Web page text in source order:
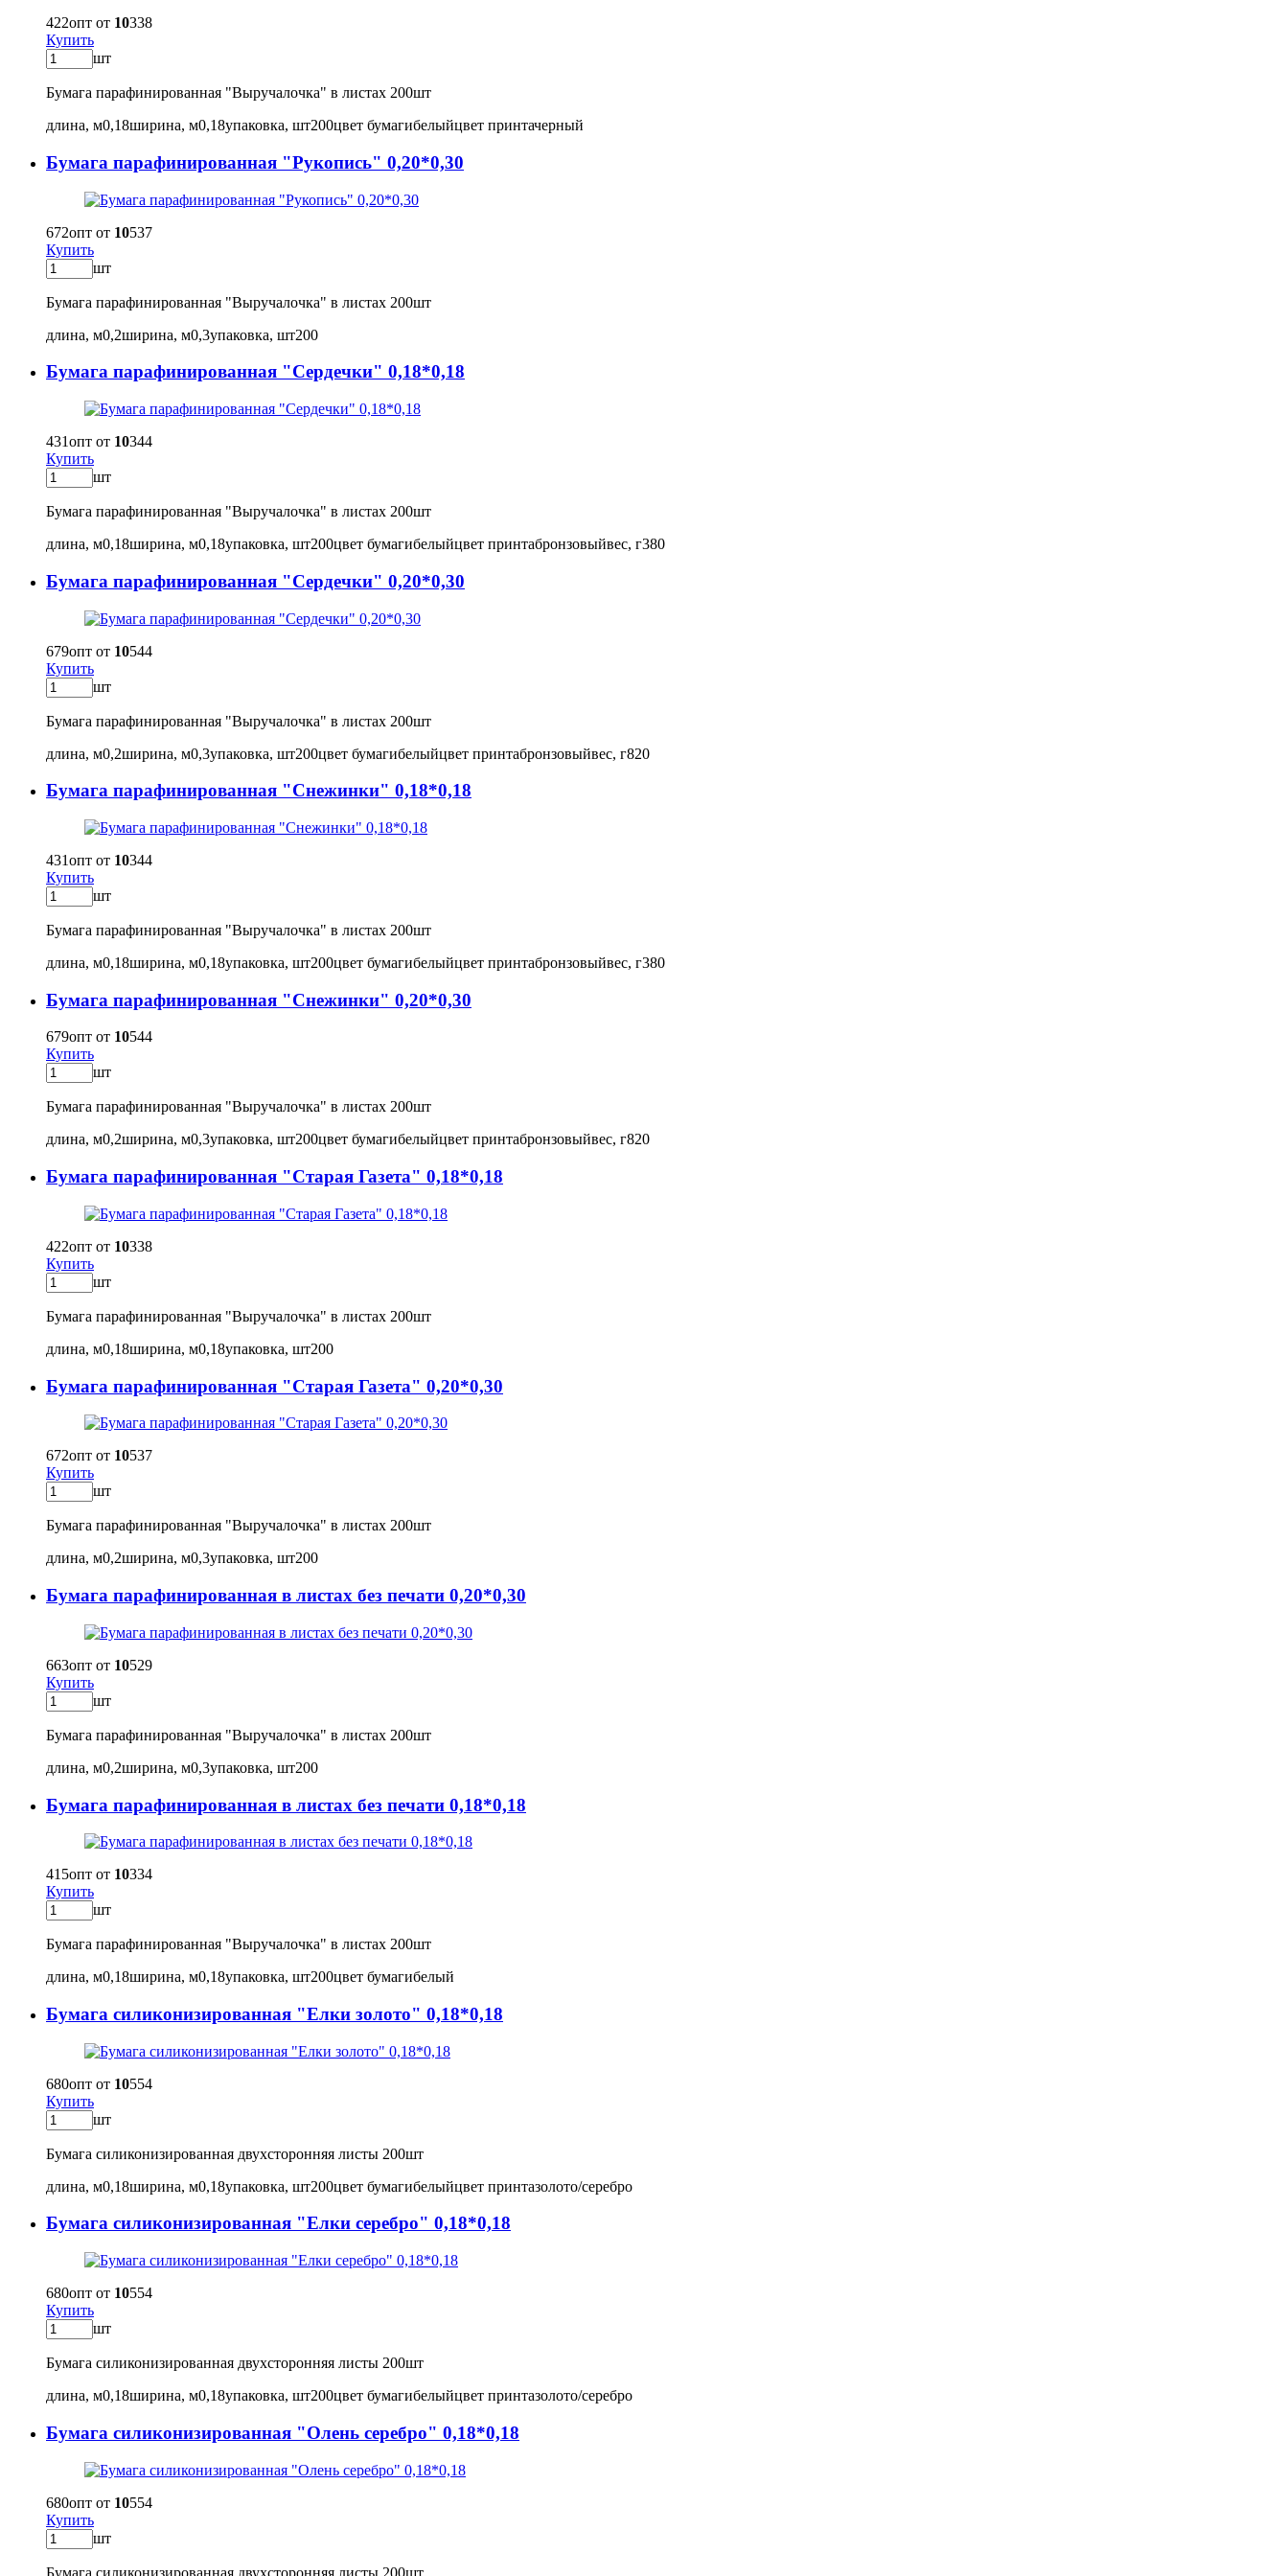
422опт от 10338
Купить
шт
Бумага парафинированная "Выручалочка" в листах 200шт
длина, м0,18ширина, м0,18упаковка, шт200цвет бумагибелыйцвет принтачерный
Бумага парафинированная "Рукопись" 0,20*0,30
672опт от 10537
Купить
шт
Бумага парафинированная "Выручалочка" в листах 200шт
длина, м0,2ширина, м0,3упаковка, шт200
Бумага парафинированная "Сердечки" 0,18*0,18
431опт от 10344
Купить
шт
Бумага парафинированная "Выручалочка" в листах 200шт
длина, м0,18ширина, м0,18упаковка, шт200цвет бумагибелыйцвет принтабронзовыйвес, г380
Бумага парафинированная "Сердечки" 0,20*0,30
679опт от 10544
Купить
шт
Бумага парафинированная "Выручалочка" в листах 200шт
длина, м0,2ширина, м0,3упаковка, шт200цвет бумагибелыйцвет принтабронзовыйвес, г820
Бумага парафинированная "Снежинки" 0,18*0,18
431опт от 10344
Купить
шт
Бумага парафинированная "Выручалочка" в листах 200шт
длина, м0,18ширина, м0,18упаковка, шт200цвет бумагибелыйцвет принтабронзовыйвес, г380
Бумага парафинированная "Снежинки" 0,20*0,30
679опт от 10544
Купить
шт
Бумага парафинированная "Выручалочка" в листах 200шт
длина, м0,2ширина, м0,3упаковка, шт200цвет бумагибелыйцвет принтабронзовыйвес, г820
Бумага парафинированная "Старая Газета" 0,18*0,18
422опт от 10338
Купить
шт
Бумага парафинированная "Выручалочка" в листах 200шт
длина, м0,18ширина, м0,18упаковка, шт200
Бумага парафинированная "Старая Газета" 0,20*0,30
672опт от 10537
Купить
шт
Бумага парафинированная "Выручалочка" в листах 200шт
длина, м0,2ширина, м0,3упаковка, шт200
Бумага парафинированная в листах без печати 0,20*0,30
663опт от 10529
Купить
шт
Бумага парафинированная "Выручалочка" в листах 200шт
длина, м0,2ширина, м0,3упаковка, шт200
Бумага парафинированная в листах без печати 0,18*0,18
415опт от 10334
Купить
шт
Бумага парафинированная "Выручалочка" в листах 200шт
длина, м0,18ширина, м0,18упаковка, шт200цвет бумагибелый
Бумага силиконизированная "Елки золото" 0,18*0,18
680опт от 10554
Купить
шт
Бумага силиконизированная двухсторонняя листы 200шт
длина, м0,18ширина, м0,18упаковка, шт200цвет бумагибелыйцвет принтазолото/серебро
Бумага силиконизированная "Елки серебро" 0,18*0,18
680опт от 10554
Купить
шт
Бумага силиконизированная двухсторонняя листы 200шт
длина, м0,18ширина, м0,18упаковка, шт200цвет бумагибелыйцвет принтазолото/серебро
Бумага силиконизированная "Олень серебро" 0,18*0,18
680опт от 10554
Купить
шт
Бумага силиконизированная двухсторонняя листы 200шт